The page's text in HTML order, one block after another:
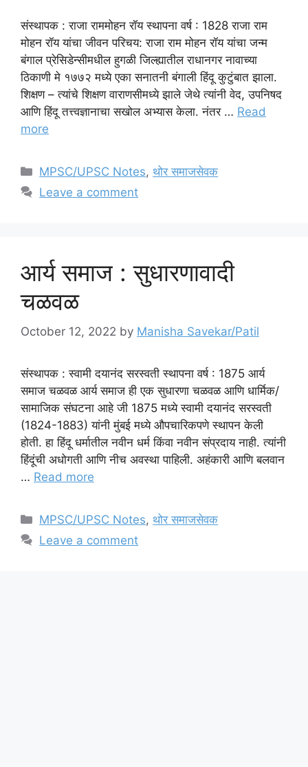
संस्थापक : राजा राममोहन रॉय स्थापना वर्ष : 1828 राजा राम
मोहन रॉय यांचा जीवन परिचय: राजा राम मोहन रॉय यांचा जन्म
बंगाल प्रेसिडेन्सीमधील हुगळी जिल्ह्यातील राधानगर नावाच्या
ठिकाणी मे १७७२ मध्ये एका सनातनी बंगाली हिंदू कुटुंबात झाला.
शिक्षण – त्यांचे शिक्षण वाराणसीमध्ये झाले जेथे त्यांनी वेद, उपनिषद
आणि हिंदू तत्त्वज्ञानाचा सखोल अभ्यास केला. नंतर … Read
more
Categories
MPSC/UPSC Notes, थोर समाजसेवक
Leave a comment
आर्य समाज : सुधारणावादी
चळवळ
October 12, 2022 by Manisha Savekar/Patil
संस्थापक : स्वामी दयानंद सरस्वती स्थापना वर्ष : 1875 आर्य
समाज चळवळ आर्य समाज ही एक सुधारणा चळवळ आणि धार्मिक/
सामाजिक संघटना आहे जी 1875 मध्ये स्वामी दयानंद सरस्वती
(1824-1883) यांनी मुंबई मध्ये औपचारिकपणे स्थापन केली
होती. हा हिंदू धर्मातील नवीन धर्म किंवा नवीन संप्रदाय नाही. त्यांनी
हिंदूंची अधोगती आणि नीच अवस्था पाहिली. अहंकारी आणि बलवान
… Read more
Categories
MPSC/UPSC Notes, थोर समाजसेवक
Leave a comment